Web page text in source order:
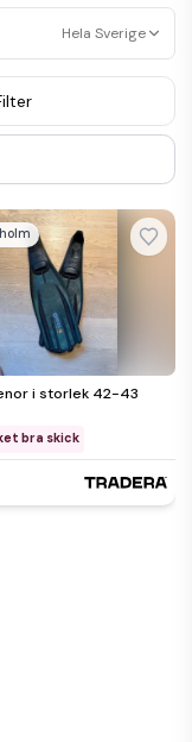
Hela Sverige
i storlek 42-43
bra skick